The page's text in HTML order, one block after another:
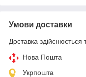
Умови доставки
Доставка здійснюється
Нова Пошта
Укрпошта